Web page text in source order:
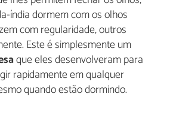
índia dormem com os olhos
com regularidade, outros
Este é simplesmente um
que eles desenvolveram para
rapidamente em qualquer
quando estão dormindo.